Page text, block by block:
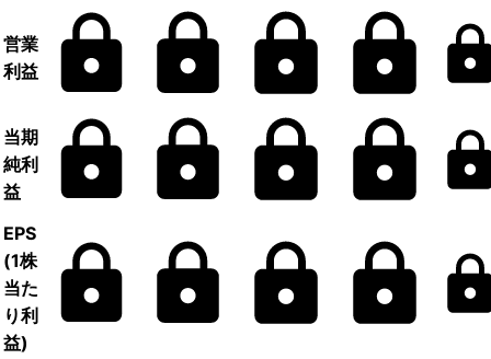
営業
利益
当期
純利
益
EPS
(1株
当た
り利
益)